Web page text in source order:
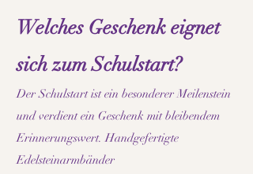
Welches Geschenk eignet
sich zum Schulstart?
Der Schulstart ist ein besonderer Meilenstein
und verdient ein Geschenk mit bleibendem
Erinnerungswert. Handgefertigte
Edelsteinarmbänder